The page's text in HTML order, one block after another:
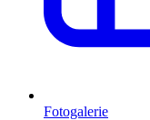
Fotogalerie